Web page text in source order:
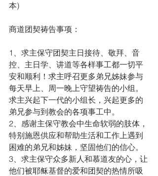
本)
商道团契祷告事项：
1、求主保守团契主日接待、敬拜、音
控、主日学、讲道等各样事工都一切平
安和顺利！求主呼召更多弟兄姊妹参与
每天早上、周一晚上守望祷告的小组。
求主兴起下一代的小组长，兴起更多的
弟兄参与到教会的各项事工中。
2、感谢主保守教会中生命软弱的肢体，
特别施恩供应和帮助生活和工作上遇到
困难的弟兄和姊妹，坚固他们的信心。
3、求主保守众多新人和慕道友的心，让
他们被耶稣基督的爱和团契的热情所吸